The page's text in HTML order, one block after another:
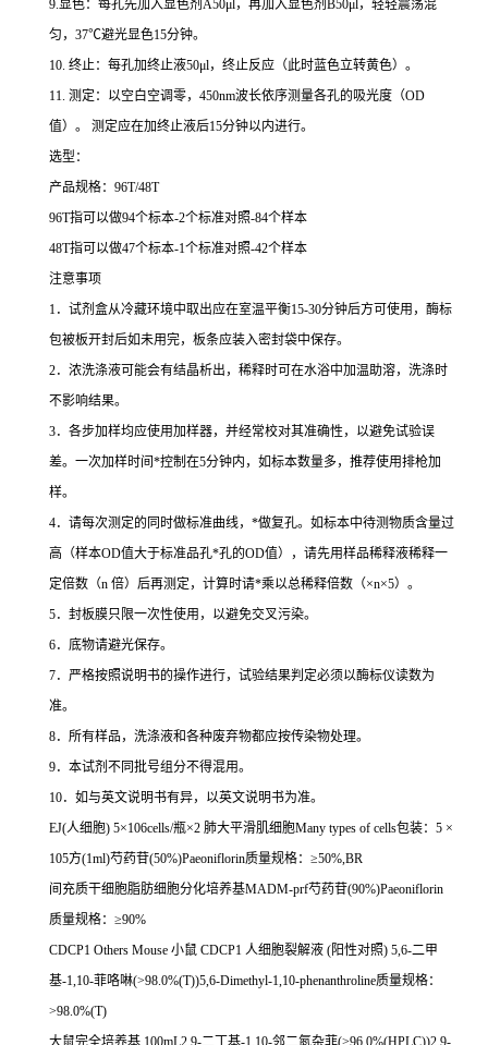
9.显色：每孔先加入显色剂 A50μl，再加入显色剂 B50μl，轻轻震荡混
匀， 37℃避光显色15分钟。
10. 终止：每孔加终止液50μl，终止反应（此时蓝色立转黄色）。
11. 测定：以空白空调零， 450nm波长依序测量各孔的吸光度（OD
值）。
测定应在加终止液后15分钟以内进行。
选型：
产品规格： 96T/48T
96T指可以做94个标本-2个标准对照-84个样本
48T指可以做47个标本-1个标准对照-42个样本
注意事项
1．试剂盒从冷藏环境中取出应在室温平衡15-30分钟后方可使用，酶标
包被板开封后如未用完，板条应装入密封袋中保存。
2．浓洗涤液可能会有结晶析出，稀释时可在水浴中加温助溶，洗涤时
不影响结果。
3．各步加样均应使用加样器，并经常校对其准确性，以避免试验误
差。一次加样时间 *控制在5分钟内，如标本数量多，推荐使用排枪加
样。
4．请每次测定的同时做标准曲线， *做复孔。如标本中待测物质含量过
高（样本OD值大于标准品孔*孔的OD值），请先用样品稀释液稀释一
定倍数（n 倍）后再测定，计算时请*乘以总稀释倍数（×n×5）。
5．封板膜只限一次性使用，以避免交叉污染。
6．底物请避光保存。
7．严格按照说明书的操作进行，试验结果判定必须以酶标仪读数为
准。
8．所有样品，洗涤液和各种废弃物都应按传染物处理。
9．本试剂不同批号组分不得混用。
10．如与英文说明书有异，以英文说明书为准。
EJ(人细胞) 5×106cells/瓶×2 肺大平滑肌细胞Many types of cells包装： 5 ×
105方(1ml)芍药苷(50%)Paeoniflorin质量规格：≥50%,BR
间充质干细胞脂肪细胞分化培养基MADM-prf芍药苷(90%)Paeoniflorin
质量规格：≥90%
CDCP1 Others Mouse 小鼠 CDCP1 人细胞裂解液 (阳性对照) 5,6-二甲
基-1,10-菲咯啉(>98.0%(T))5,6-Dimethyl-1,10-phenanthroline质量规格：
>98.0%(T)
大鼠完全培养基 100mL2,9-二丁基-1,10-邻二氮杂菲(>96.0%(HPLC))2,9-